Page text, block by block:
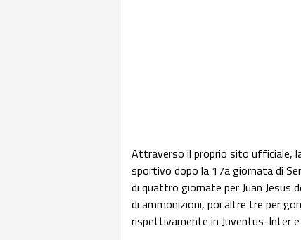
Attraverso il proprio sito ufficiale,
sportivo dopo la 17a giornata di
di quattro giornate per Juan Jesus
di ammonizioni, poi altre tre per
rispettivamente in Juventus-Inter